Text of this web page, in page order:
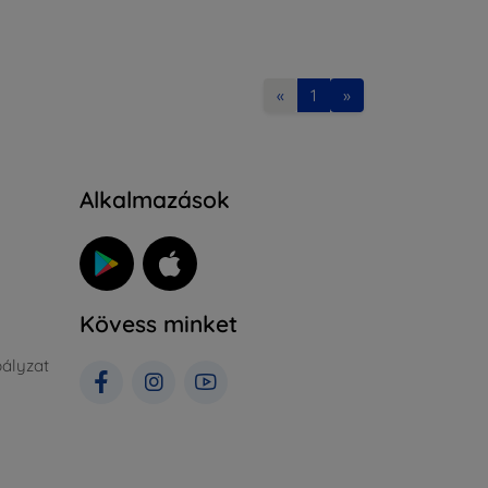
« 1 »
Alkalmazások
Kövess minket